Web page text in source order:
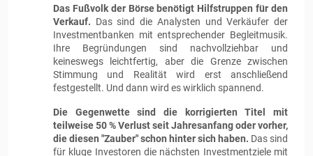
Das Fußvolk der Börse benötigt Hilfstruppen für den
Verkauf. Das sind die Analysten und Verkäufer der
Investmentbanken mit entsprechender Begleitmusik.
Ihre Begründungen sind nachvollziehbar und
keineswegs leichtfertig, aber die Grenze zwischen
Stimmung und Realität wird erst anschließend
festgestellt. Und dann wird es wirklich spannend.
Die Gegenwette sind die korrigierten Titel mit
teilweise 50 % Verlust seit Jahresanfang oder vorher,
die diesen "Zauber" schon hinter sich haben. Das sind
für kluge Investoren die nächsten Investmentziele mit